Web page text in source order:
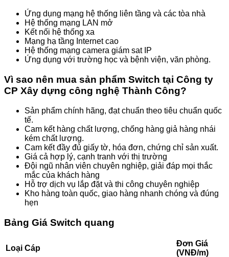
Ứng dụng mạng hệ thống liên tầng và các tòa nhà
Hệ thống mạng LAN mở
Kết nối hệ thống xa
Mạng hạ tầng Internet cao
Hệ thống mạng camera giám sat IP
Ứng dụng với trường học và bệnh viện, văn phòng.
Vì sao nên mua sản phẩm Switch tại Công ty
CP Xây dựng công nghệ Thành Công?
Sản phẩm chính hãng, đạt chuẩn theo tiêu chuẩn quốc
tế.
Cam kết hàng chất lượng, chống hàng giả hàng nhái
kém chất lượng.
Cam kết đầy đủ giấy tờ, hóa đơn, chứng chỉ sản xuất.
Giá cả hợp lý, cạnh tranh với thị trường
Đội ngũ nhân viên chuyên nghiệp, giải đáp mọi thắc
mắc của khách hàng
Hỗ trợ dịch vụ lắp đặt và thi công chuyên nghiệp
Kho hàng toàn quốc, giao hàng nhanh chóng và đúng
hẹn
Bảng Giá Switch quang
Loại Cáp
Đơn Giá
(VNĐ/m)